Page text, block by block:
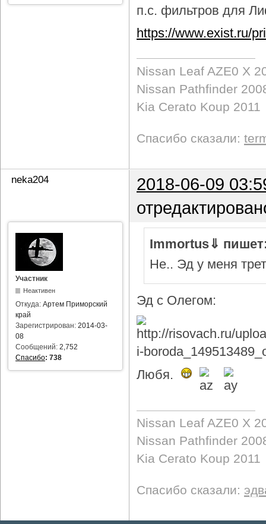
п.с. фильтров для
https://www.exist.ru/
Nissan Leaf AZE0 X
Nissan Pathfinder
Kia Cerato Koup 2011
Спасибо сказали:
neka204
2018-06-09
Участник
Неактивен
Откуда: Артем Приморский
край
Зарегистрирован: 2014-03-
08
Сообщений: 2,752
Спасибо: 738
Immortus⇓
Не.. Эд у меня
Эд с Олегом:
Любя.
Nissan Leaf AZE0 X
Nissan Pathfinder
Kia Cerato Koup 2011
Спасибо сказали: